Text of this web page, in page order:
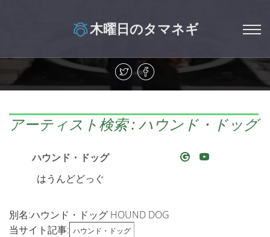
木曜日のタマネギ
アーティスト検索 : ハウンド・ドッグ
ハウンド・ドッグ
はうんどどっぐ
別名:ハウンド・ドッグ HOUND DOG
当サイト記事: ハウンド・ドッグ